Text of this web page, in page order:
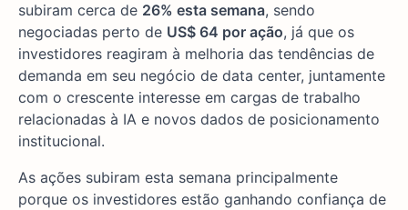
subiram cerca de 26% esta semana, sendo
negociadas perto de US$ 64 por ação, já que os
investidores reagiram à melhoria das tendências de
demanda em seu negócio de data center, juntamente
com o crescente interesse em cargas de trabalho
relacionadas à IA e novos dados de posicionamento
institucional.
As ações subiram esta semana principalmente
porque os investidores estão ganhando confiança de